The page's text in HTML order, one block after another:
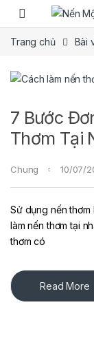
Skip to navigation
Skip to content
Trang chủ Bài
7 Bước
Thơm Tại
Chung 10/07/
Sử dụng nến
làm nến thơm tại
thơm có
Read More